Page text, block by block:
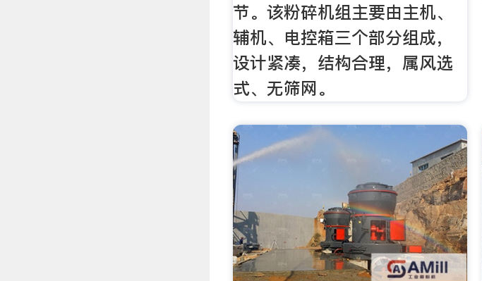
节。该粉碎机组主要由主机、
辅机、电控箱三个部分组成，
设计紧凑，结构合理，属风选
式、无筛网。